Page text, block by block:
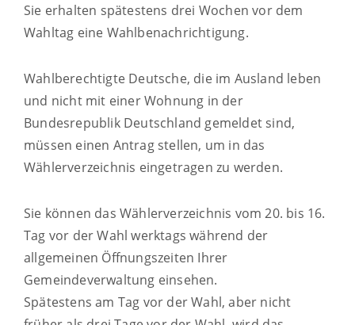
Sie erhalten spätestens drei Wochen vor dem
Wahltag eine Wahlbenachrichtigung.
Wahlberechtigte Deutsche, die im Ausland leben
und nicht mit einer Wohnung in der
Bundesrepublik Deutschland gemeldet sind,
müssen einen Antrag stellen, um in das
Wählerverzeichnis eingetragen zu werden.
Sie können das Wählerverzeichnis vom 20. bis 16.
Tag vor der Wahl werktags während der
allgemeinen Öffnungszeiten Ihrer
Gemeindeverwaltung einsehen.
Spätestens am Tag vor der Wahl, aber nicht